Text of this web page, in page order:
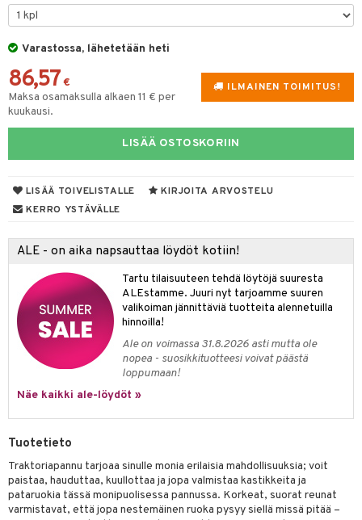
Varastossa, lähetetään heti
ILMAINEN TOIMITUS!
86,57 €
Maksa osamaksulla alkaen 11 € per
kuukausi.
LISÄÄ OSTOSKORIIN
LISÄÄ TOIVELISTALLE
KIRJOITA ARVOSTELU
KERRO YSTÄVÄLLE
ALE - on aika napsauttaa löydöt kotiin!
Tartu tilaisuuteen tehdä löytöjä suuresta
ALEstamme. Juuri nyt tarjoamme suuren
valikoiman jännittäviä tuotteita alennetuilla
hinnoilla!
Ale on voimassa 31.8.2026 asti mutta ole
nopea - suosikkituotteesi voivat päästä
loppumaan!
Näe kaikki ale-löydöt »
Tuotetieto
Traktoriapannu tarjoaa sinulle monia erilaisia mahdollisuuksia; voit
paistaa, hauduttaa, kuullottaa ja jopa valmistaa kastikkeita ja
pataruokia tässä monipuolisessa pannussa. Korkeat, suorat reunat
varmistavat, että jopa nestemäinen ruoka pysyy siellä missä pitää –
& Vihannesveitset
sisustus
tekstiilit
& Tyynyliinat
& Peitot
& Korit
& Veistokset
Art
& Lyhdyt
& Hyllyt
& Koukut
& Korit
tekstiilit
tekstiilit
& Tyynyliinat
& Peitot
hyönteissuoja
ruokinta
& Lyhdyt